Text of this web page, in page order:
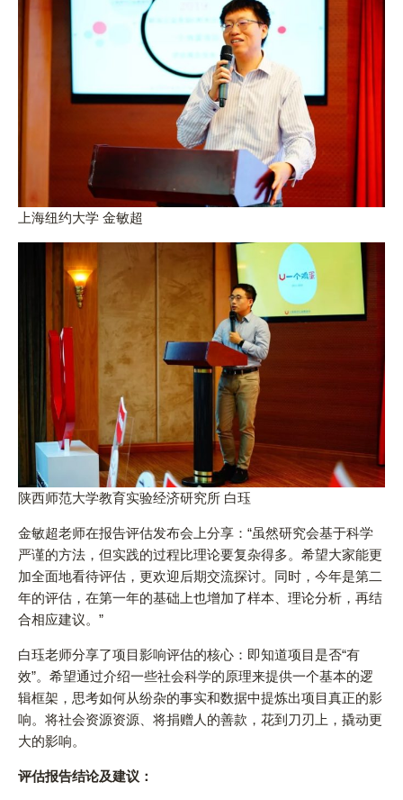
上海纽约大学 金敏超
陕西师范大学教育实验经济研究所 白珏
金敏超老师在报告评估发布会上分享：“虽然研究会基于科学
严谨的方法，但实践的过程比理论要复杂得多。希望大家能更
加全面地看待评估，更欢迎后期交流探讨。同时，今年是第二
年的评估，在第一年的基础上也增加了样本、理论分析，再结
合相应建议。”
白珏老师分享了项目影响评估的核心：即知道项目是否“有
效”。希望通过介绍一些社会科学的原理来提供一个基本的逻
辑框架，思考如何从纷杂的事实和数据中提炼出项目真正的影
响。将社会资源资源、将捐赠人的善款，花到刀刃上，撬动更
大的影响。
评估报告结论及建议：